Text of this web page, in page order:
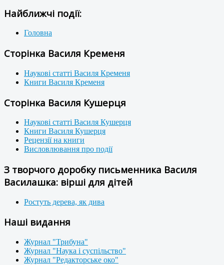
Найближчі події:
Головна
Сторінка Василя Кременя
Наукові статті Василя Кременя
Книги Василя Кременя
Сторінка Василя Кушерця
Наукові статті Василя Кушерця
Книги Василя Кушерця
Рецензії на книги
Висловлювання про події
З творчого доробку письменника Василя
Василашка: вірші для дітей
Ростуть дерева, як дива
Наші видання
Журнал "Трибуна"
Журнал "Наука і суспільство"
Журнал "Редакторське око"